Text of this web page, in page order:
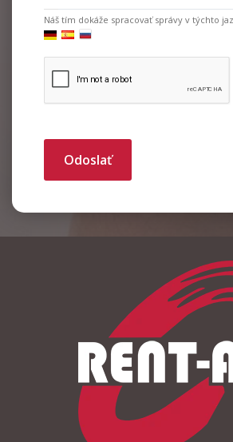
Náš tím dokáže spracovať správy v týchto
Odoslať